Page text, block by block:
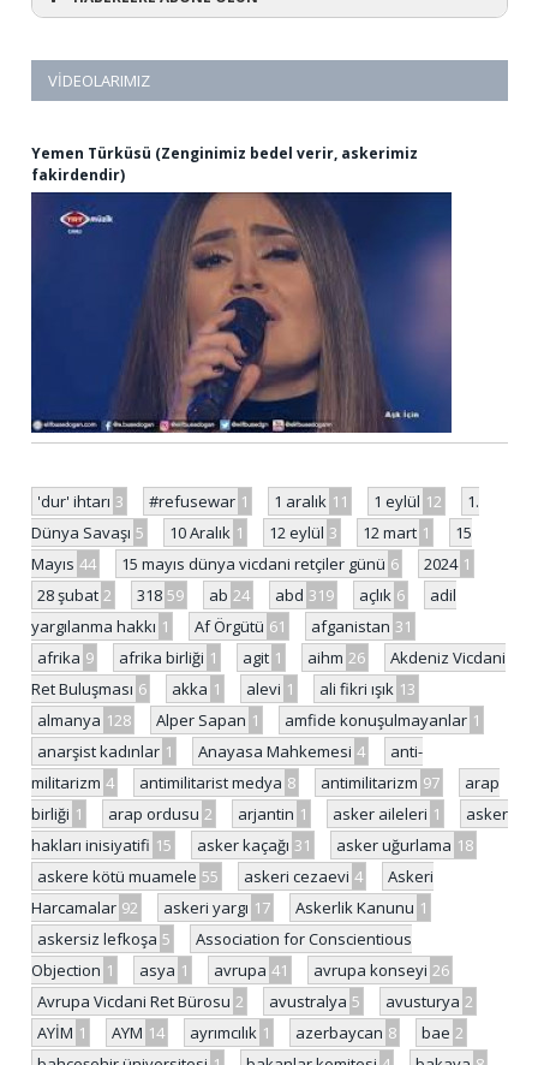
VIDEOLARIMIZ
Yemen Türküsü (Zenginimiz bedel verir, askerimiz
fakirdendir)
'dur' ihtarı 3 #refusewar 1 1 aralık 11 1 eylül 12
1.
Dünya Savaşı 5 10 Aralık 1 12 eylül 3 12 mart 1
15
Mayıs 44 15 mayıs dünya vicdani retçiler günü 6 2024 1
28 şubat 2 318 59 ab 24 abd 319 açlık 6
adil
yargılanma hakkı 1 Af Örgütü 61 afganistan 31
afrika 9 afrika birliği 1 agit 1 aihm 26
Akdeniz Vicdani
Ret Buluşması 6 akka 1 alevi 1 ali fikri ışık 13
almanya 128 Alper Sapan 1 amfide konuşulmayanlar 1
anarşist kadınlar 1 Anayasa Mahkemesi 4
anti-
militarizm 4 antimilitarist medya 8 antimilitarizm 97
arap
birliği 1 arap ordusu 2 arjantin 1 asker aileleri 1
asker
hakları inisiyatifi 15 asker kaçağı 31 asker uğurlama 18
askere kötü muamele 55 askeri cezaevi 4
Askeri
Harcamalar 92 askeri yargı 17 Askerlik Kanunu 1
askersiz lefkoşa 5
Association for Conscientious
Objection 1 asya 1 avrupa 41 avrupa konseyi 26
Avrupa Vicdani Ret Bürosu 2 avustralya 5 avusturya 2
AYİM 1 AYM 14 ayrımcılık 1 azerbaycan 8 bae 2